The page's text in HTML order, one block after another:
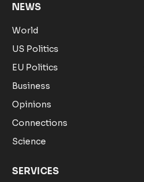
NEWS
World
US Politics
EU Politics
Business
Opinions
Connections
Science
SERVICES